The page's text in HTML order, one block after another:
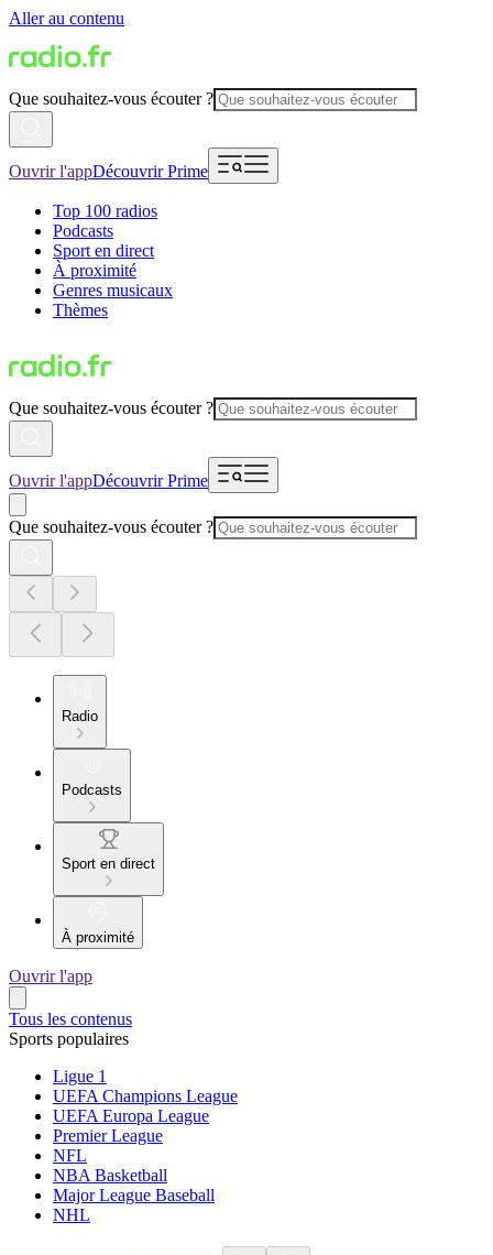
Aller au contenu
Que souhaitez-vous écouter ?
Ouvrir l'appDécouvrir Prime
Top 100 radios
Podcasts
Sport en direct
À proximité
Genres musicaux
Thèmes
Que souhaitez-vous écouter ?
Ouvrir l'appDécouvrir Prime
Que souhaitez-vous écouter ?
Radio
Podcasts
Sport en direct
À proximité
Ouvrir l'app
Tous les contenus
Sports populaires
Ligue 1
UEFA Champions League
UEFA Europa League
Premier League
NFL
NBA Basketball
Major League Baseball
NHL